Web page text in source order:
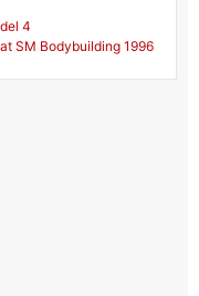
4
SM Bodybuilding 1996